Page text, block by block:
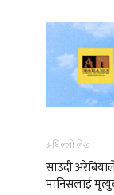
अघिल्लो लेख
साउदी
मानिसलाई